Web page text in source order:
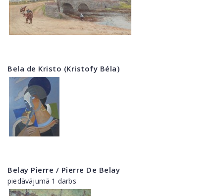
Bela de Kristo (Kristofy Béla)
Belay Pierre / Pierre De Belay
piedāvājumā 1 darbs